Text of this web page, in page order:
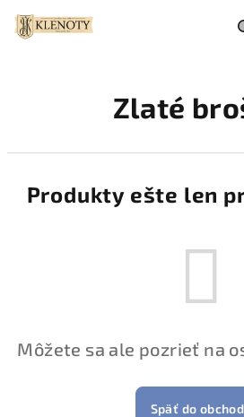
obsah
Zlaté
Produkty ešte len
Môžete sa ale pozrieť na
Späť do